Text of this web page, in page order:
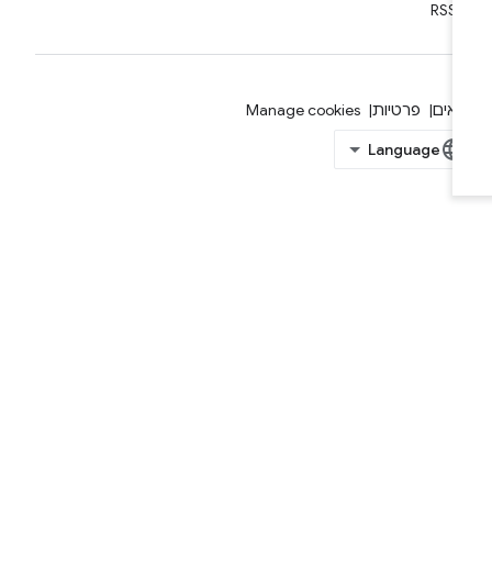
פרטיות Manage cookies